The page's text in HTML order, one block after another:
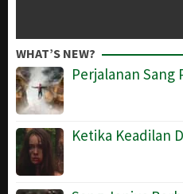
WHAT’S NEW?
Perjalanan Sang
Ketika Keadilan